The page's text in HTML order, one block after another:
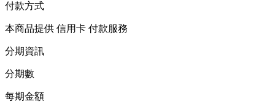
付款方式
本商品提供 信用卡 付款服務
分期資訊
分期數
每期金額